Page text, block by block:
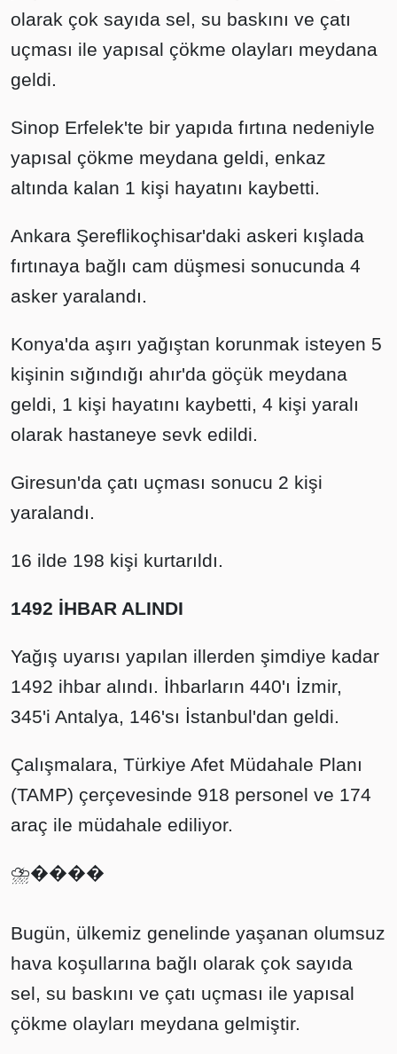
olarak çok sayıda sel, su baskını ve çatı
uçması ile yapısal çökme olayları meydana
geldi.
Sinop Erfelek'te bir yapıda fırtına nedeniyle
yapısal çökme meydana geldi, enkaz
altında kalan 1 kişi hayatını kaybetti.
Ankara Şereflikoçhisar'daki askeri kışlada
fırtınaya bağlı cam düşmesi sonucunda 4
asker yaralandı.
Konya'da aşırı yağıştan korunmak isteyen 5
kişinin sığındığı ahır'da göçük meydana
geldi, 1 kişi hayatını kaybetti, 4 kişi yaralı
olarak hastaneye sevk edildi.
Giresun'da çatı uçması sonucu 2 kişi
yaralandı.
16 ilde 198 kişi kurtarıldı.
1492 İHBAR ALINDI
Yağış uyarısı yapılan illerden şimdiye kadar
1492 ihbar alındı. İhbarların 440'ı İzmir,
345'i Antalya, 146'sı İstanbul'dan geldi.
Çalışmalara, Türkiye Afet Müdahale Planı
(TAMP) çerçevesinde 918 personel ve 174
araç ile müdahale ediliyor.
⛈️����️
Bugün, ülkemiz genelinde yaşanan olumsuz
hava koşullarına bağlı olarak çok sayıda
sel, su baskını ve çatı uçması ile yapısal
çökme olayları meydana gelmiştir.